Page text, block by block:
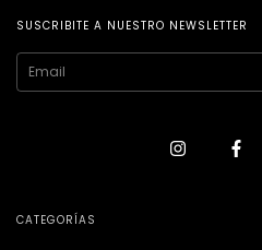
SUSCRIBITE A NUESTRO NEWSLETTER
CATEGORÍAS